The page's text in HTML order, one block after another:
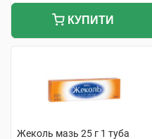
КУПИТИ
Жеколь мазь 25 г 1 туба